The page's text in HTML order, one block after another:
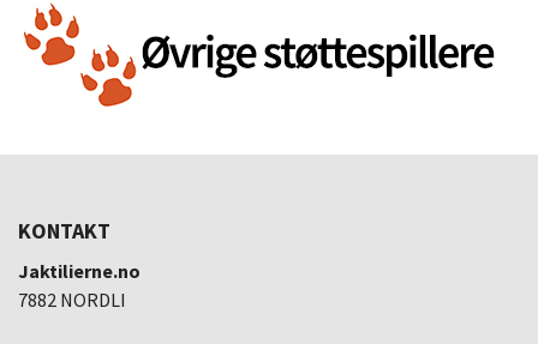
KONTAKT
Jaktilierne.no
7882 NORDLI